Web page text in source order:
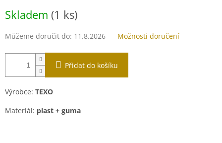
cena:
Skladem (1 ks)
Můžeme doručit do: 11.8.2026 Možnosti doručení
Přidat do košíku
Výrobce: TEXO
Materiál: plast + guma